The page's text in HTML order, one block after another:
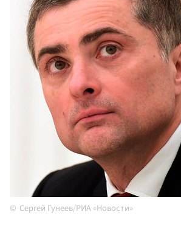
Сергей Гунеев/РИА «Новости»